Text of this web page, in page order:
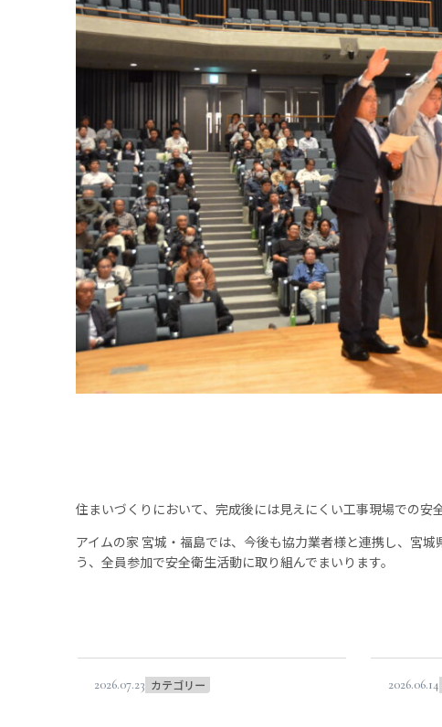
住まいづくりにおいて、完成後には見えにくい工事現場での安
アイムの家 宮城・福島では、今後も協力業者様と連携し、宮
う、全員参加で安全衛生活動に取り組んでまいります。
2026.07.23 カテゴリー 2026.06.14